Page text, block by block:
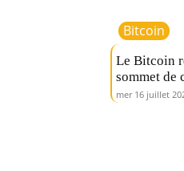
Bitcoin
Le Bitcoin
sommet de
mer 16 juillet